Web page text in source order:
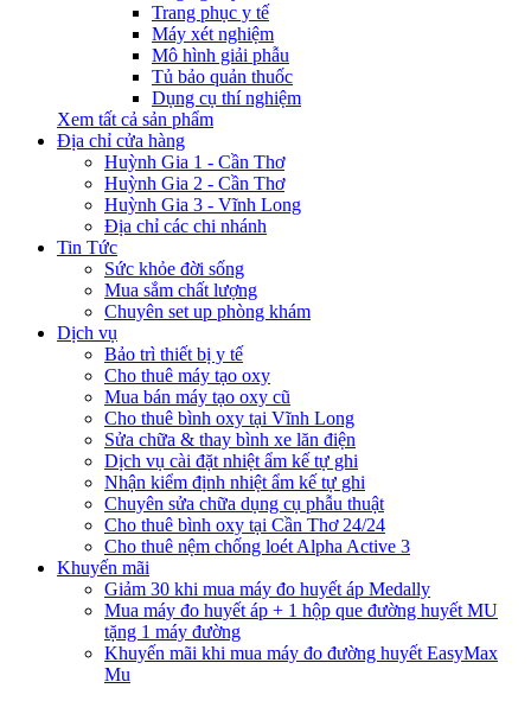
Trang phục y tế
Máy xét nghiệm
Mô hình giải phẫu
Tủ bảo quản thuốc
Dụng cụ thí nghiệm
Xem tất cả sản phẩm
Địa chỉ cửa hàng
Huỳnh Gia 1 - Cần Thơ
Huỳnh Gia 2 - Cần Thơ
Huỳnh Gia 3 - Vĩnh Long
Địa chỉ các chi nhánh
Tin Tức
Sức khỏe đời sống
Mua sắm chất lượng
Chuyên set up phòng khám
Dịch vụ
Bảo trì thiết bị y tế
Cho thuê máy tạo oxy
Mua bán máy tạo oxy cũ
Cho thuê bình oxy tại Vĩnh Long
Sửa chữa & thay bình xe lăn điện
Dịch vụ cài đặt nhiệt ẩm kế tự ghi
Nhận kiểm định nhiệt ẩm kế tự ghi
Chuyên sửa chữa dụng cụ phẫu thuật
Cho thuê bình oxy tại Cần Thơ 24/24
Cho thuê nệm chống loét Alpha Active 3
Khuyến mãi
Giảm 30 khi mua máy đo huyết áp Medally
Mua máy đo huyết áp + 1 hộp que đường huyết MU
tặng 1 máy đường
Khuyến mãi khi mua máy đo đường huyết EasyMax
Mu